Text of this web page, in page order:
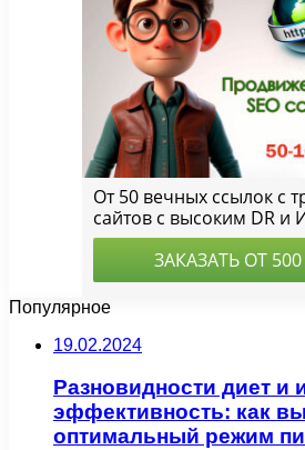
Популярное
19.02.2024
Разновидности диет и
эффективность: как
оптимальный режим